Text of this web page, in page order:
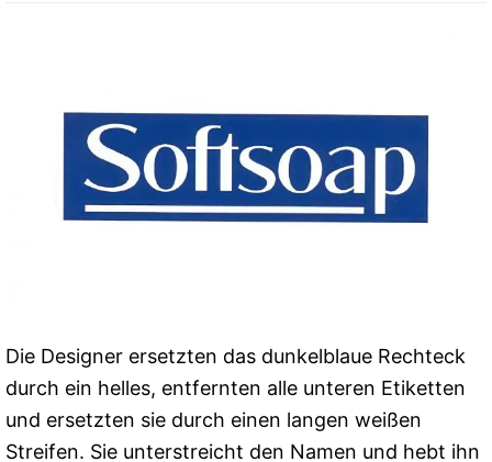
Die Designer ersetzten das dunkelblaue Rechteck
durch ein helles, entfernten alle unteren Etiketten
und ersetzten sie durch einen langen weißen
Streifen. Sie unterstreicht den Namen und hebt ihn